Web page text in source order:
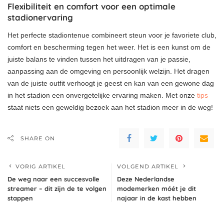
Flexibiliteit en comfort voor een optimale
stadionervaring
Het perfecte stadiontenue combineert steun voor je favoriete club,
comfort en bescherming tegen het weer. Het is een kunst om de
juiste balans te vinden tussen het uitdragen van je passie,
aanpassing aan de omgeving en persoonlijk welzijn. Het dragen
van de juiste outfit verhoogt je geest en kan van een gewone dag
in het stadion een onvergetelijke ervaring maken. Met onze tips
staat niets een geweldig bezoek aan het stadion meer in de weg!
SHARE ON
VORIG ARTIKEL
De weg naar een succesvolle
streamer – dit zijn de te volgen
stappen
VOLGEND ARTIKEL
Deze Nederlandse
modemerken móét je dit
najaar in de kast hebben